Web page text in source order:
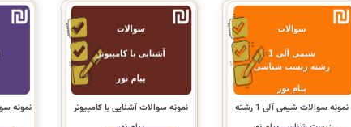
نمونه سوالات شیمی آلی 1 رشته
نمونه سوالات آشنایی با کامپیوتر
نمونه